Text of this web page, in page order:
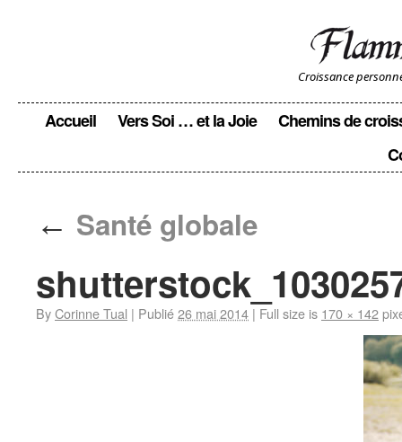
Croissance
Accueil Vers Soi … et la Joie
Chemins de
← Santé globale
ByCorinne Tual | Publié26 mai 2014 | Full size is 170 × 142